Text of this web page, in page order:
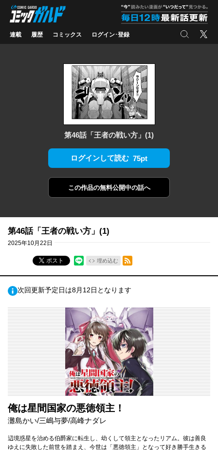
コミックガルド
連載 履歴 コミックス ログイン･登録 検索 X
第46話「王者の戦い方」(1)
ログインして読む 75pt
この作品の無料公開中の話へ
第46話「王者の戦い方」(1)
2025年10月22日
ポスト 埋め込む
RSSフィード
次回更新予定日は8月12日となります
俺は星間国家の悪徳領主！
灘島かい/三嶋与夢/高峰ナダレ
辺境惑星を治める伯爵家に転生し、幼くして領主となったリアム。彼は善良
ゆえに失敗した前世を踏まえ、今世は「悪徳領主」となって好き勝手生きる